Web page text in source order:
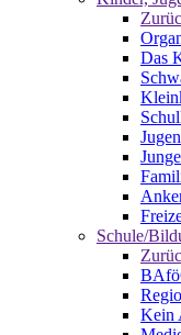
Das
Schule/
Kein